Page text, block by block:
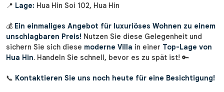
📍 Lage: Hua Hin Soi 102, Hua Hin
💰 Ein einmaliges Angebot für luxuriöses Wohnen zu einem
unschlagbaren Preis! Nutzen Sie diese Gelegenheit und
sichern Sie sich diese moderne Villa in einer Top-Lage von
Hua Hin. Handeln Sie schnell, bevor es zu spät ist! 🔑
📞 Kontaktieren Sie uns noch heute für eine Besichtigung!